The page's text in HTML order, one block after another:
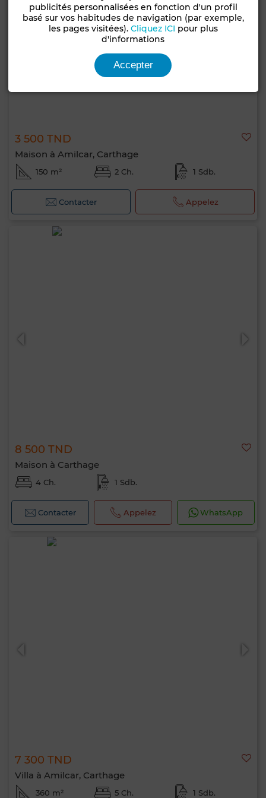
3 500 TND
Maison à Amilcar, Carthage
150 m² 2 Ch. 1 Sdb.
Contacter Appelez
8 500 TND
Maison à Carthage
4 Ch. 1 Sdb.
Contacter Appelez WhatsApp
7 300 TND
Villa à Amilcar, Carthage
360 m² 5 Ch. 1 Sdb.
publicités personnalisées en fonction d'un profil
basé sur vos habitudes de navigation (par exemple,
les pages visitées). Cliquez ICI pour plus
d'informations
Accepter